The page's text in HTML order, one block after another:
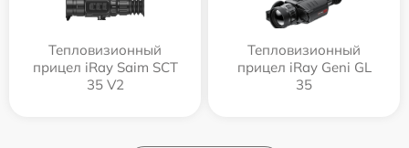
Тепловизионный
прицел iRay Saim SCT
35 V2
Тепловизионный
прицел iRay Geni GL
35